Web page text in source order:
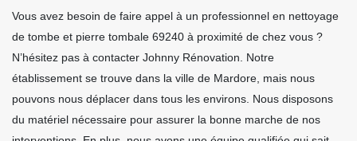
Vous avez besoin de faire appel à un professionnel en nettoyage
de tombe et pierre tombale 69240 à proximité de chez vous ?
N’hésitez pas à contacter Johnny Rénovation. Notre
établissement se trouve dans la ville de Mardore, mais nous
pouvons nous déplacer dans tous les environs. Nous disposons
du matériel nécessaire pour assurer la bonne marche de nos